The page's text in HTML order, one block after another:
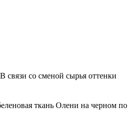
связи со сменой сырья оттенки
ткань Олени на черном по